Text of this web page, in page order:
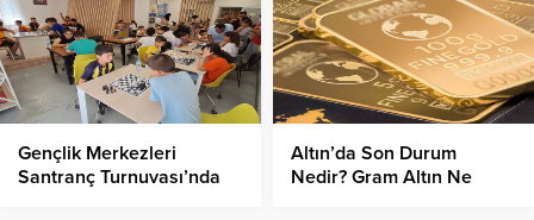
Gençlik Merkezleri
Santranç Turnuvası’nda
Altın’da Son Durum
Nedir? Gram Altın Ne